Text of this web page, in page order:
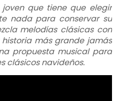
que tiene que elegir
nada para conservar su
melodías clásicas con
más grande jamás
propuesta musical para
clásicos navideños.